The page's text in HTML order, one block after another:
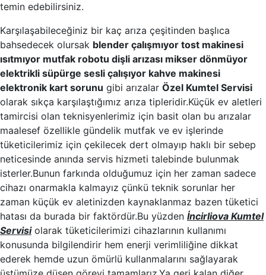
temin edebilirsiniz.
Karşılaşabileceğiniz bir kaç arıza çeşitinden başlıca
bahsedecek olursak blender çalışmıyor tost makinesi
ısıtmıyor mutfak robotu dişli arızası mikser dönmüyor
elektrikli süpürge sesli çalışıyor kahve makinesi
elektronik kart sorunu gibi arızalar Özel Kumtel Servisi
olarak sıkça karşılaştığımız arıza tipleridir.Küçük ev aletleri
tamircisi olan teknisyenlerimiz için basit olan bu arızalar
maalesef özellikle gündelik mutfak ve ev işlerinde
tüketicilerimiz için çekilecek dert olmayıp haklı bir sebep
neticesinde anında servis hizmeti talebinde bulunmak
isterler.Bunun farkında olduğumuz için her zaman sadece
cihazı onarmakla kalmayız çünkü teknik sorunlar her
zaman küçük ev aletinizden kaynaklanmaz bazen tüketici
hatası da burada bir faktördür.Bu yüzden İncirliova Kumtel
Servisiolarak tüketicilerimizi cihazlarının kullanımı
konusunda bilgilendirir hem enerji verimliliğine dikkat
ederek hemde uzun ömürlü kullanmalarını sağlayarak